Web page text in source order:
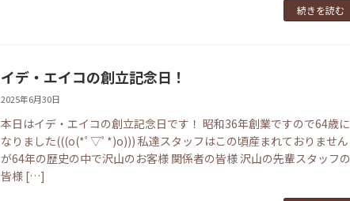
続きを読む
イデ・エイコの創立記念日！
2025年6月30日
本日はイデ・エイコの創立記念日です！ 昭和36年創業ですので64歳に
なりました(((o(*ﾟ▽ﾟ*)o))) 私達スタッフはこの頃産まれておりません
が64年の歴史の中で沢山のお客様 関係者の皆様 沢山の先輩スタッフの
皆様 […]